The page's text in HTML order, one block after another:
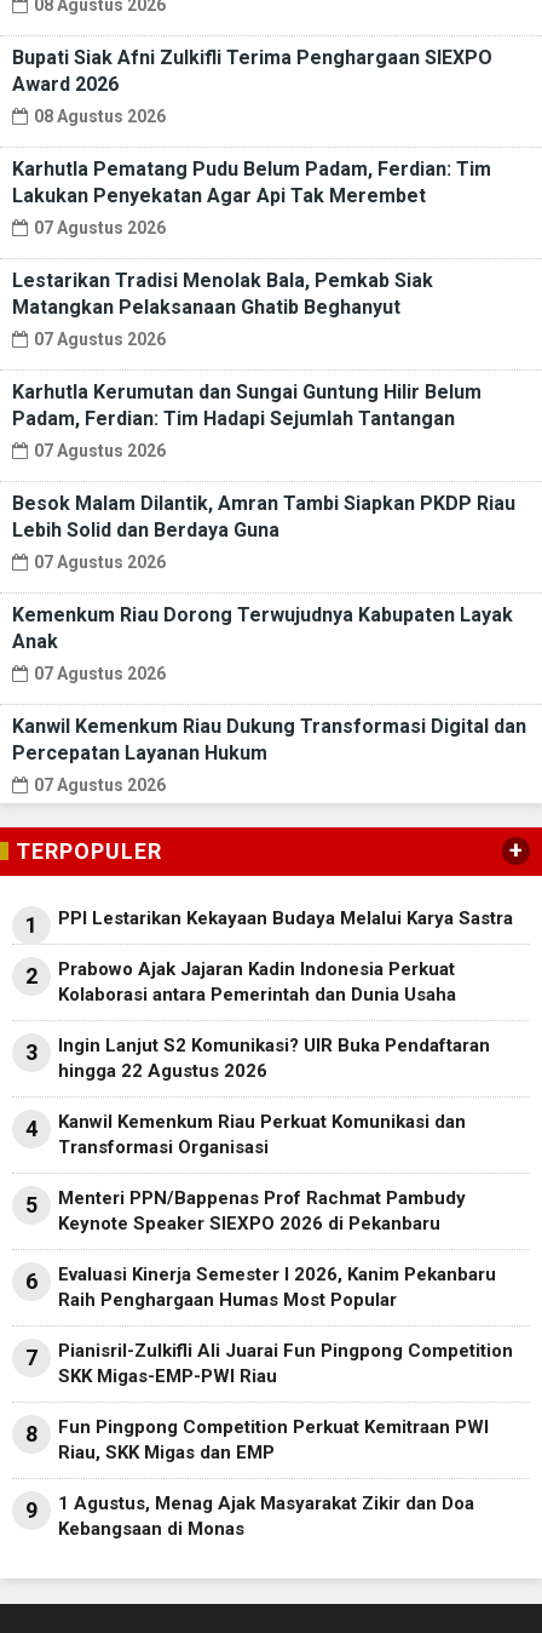
08 Agustus 2026
Bupati Siak Afni Zulkifli Terima Penghargaan SIEXPO
Award 2026
08 Agustus 2026
Karhutla Pematang Pudu Belum Padam, Ferdian: Tim
Lakukan Penyekatan Agar Api Tak Merembet
07 Agustus 2026
Lestarikan Tradisi Menolak Bala, Pemkab Siak
Matangkan Pelaksanaan Ghatib Beghanyut
07 Agustus 2026
Karhutla Kerumutan dan Sungai Guntung Hilir Belum
Padam, Ferdian: Tim Hadapi Sejumlah Tantangan
07 Agustus 2026
Besok Malam Dilantik, Amran Tambi Siapkan PKDP Riau
Lebih Solid dan Berdaya Guna
07 Agustus 2026
Kemenkum Riau Dorong Terwujudnya Kabupaten Layak
Anak
07 Agustus 2026
Kanwil Kemenkum Riau Dukung Transformasi Digital dan
Percepatan Layanan Hukum
07 Agustus 2026
TERPOPULER +
1 PPI Lestarikan Kekayaan Budaya Melalui Karya Sastra
2
Prabowo Ajak Jajaran Kadin Indonesia Perkuat
Kolaborasi antara Pemerintah dan Dunia Usaha
3
Ingin Lanjut S2 Komunikasi? UIR Buka Pendaftaran
hingga 22 Agustus 2026
4
Kanwil Kemenkum Riau Perkuat Komunikasi dan
Transformasi Organisasi
5
Menteri PPN/Bappenas Prof Rachmat Pambudy
Keynote Speaker SIEXPO 2026 di Pekanbaru
6
Evaluasi Kinerja Semester I 2026, Kanim Pekanbaru
Raih Penghargaan Humas Most Popular
7
Pianisril-Zulkifli Ali Juarai Fun Pingpong Competition
SKK Migas-EMP-PWI Riau
8
Fun Pingpong Competition Perkuat Kemitraan PWI
Riau, SKK Migas dan EMP
9
1 Agustus, Menag Ajak Masyarakat Zikir dan Doa
Kebangsaan di Monas